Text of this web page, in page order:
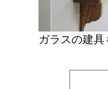
ガラスの建